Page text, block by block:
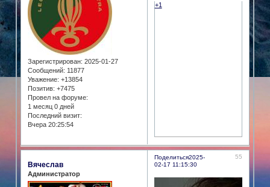
Зарегистрирован: 2025-01-27
Сообщений: 11877
Уважение: +13854
Позитив: +7475
Провел на форуме:
1 месяц 0 дней
Последний визит:
Вчера 20:25:54
+1
Поделиться 55
2025-
02-17 11:15:30
Вячеслав
Администратор